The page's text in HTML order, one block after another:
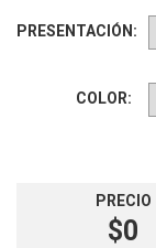
PRESENTACIÓN:
COLOR:
PRECIO
$0